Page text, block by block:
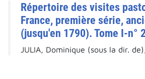
Répertoire des visites
France, première série,
(jusqu'en 1790). Tome I-n°
JULIA, Dominique (sous la dir.